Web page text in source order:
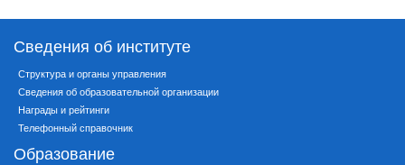
Сведения об институте
Структура и органы управления
Сведения об образовательной организации
Награды и рейтинги
Телефонный справочник
Образование